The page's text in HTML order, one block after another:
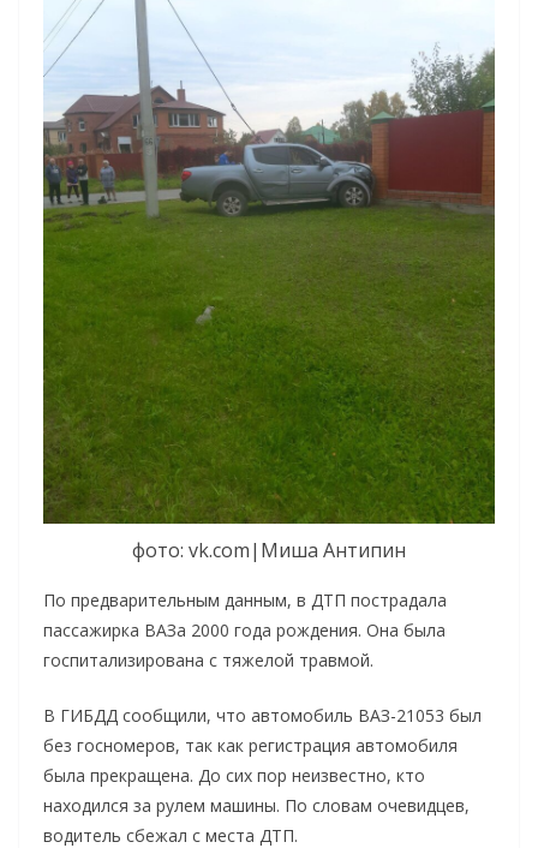
фото: vk.com|Миша Антипин
По предварительным данным, в ДТП пострадала
пассажирка ВАЗа 2000 года рождения. Она была
госпитализирована с тяжелой травмой.
В ГИБДД сообщили, что автомобиль ВАЗ-21053 был
без госномеров, так как регистрация автомобиля
была прекращена. До сих пор неизвестно, кто
находился за рулем машины. По словам очевидцев,
водитель сбежал с места ДТП.